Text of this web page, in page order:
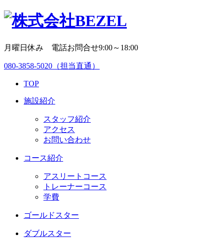
月曜日休み 電話お問合せ9:00～18:00
080-3858-5020 （担当直通）
TOP
施設紹介
スタッフ紹介
アクセス
お問い合わせ
コース紹介
アスリートコース
トレーナーコース
学費
ゴールドスター
ダブルスター